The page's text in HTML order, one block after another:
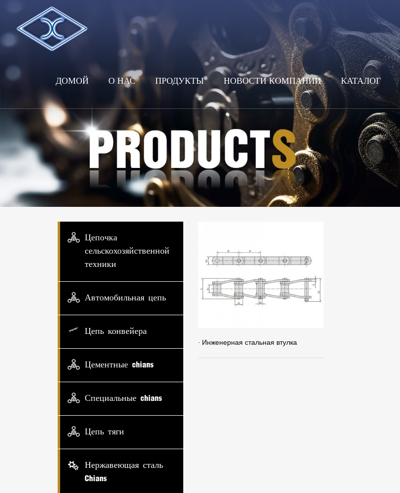
ДОМОЙ О НАС ПРОДУКТЫ НОВОСТИ КОМПАНИИ КАТАЛОГ
Цепочка
сельскохозяйственной
техники
Автомобильная цепь
Цепь конвейера
Цементные chians
Специальные chians
Цепь тяги
Нержавеющая сталь
Chians
· Инженерная стальная втулка